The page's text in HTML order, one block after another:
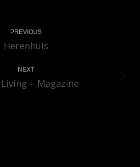
PREVIOUS
Previous
Herenhuis
NEXT
Next
– Magazine